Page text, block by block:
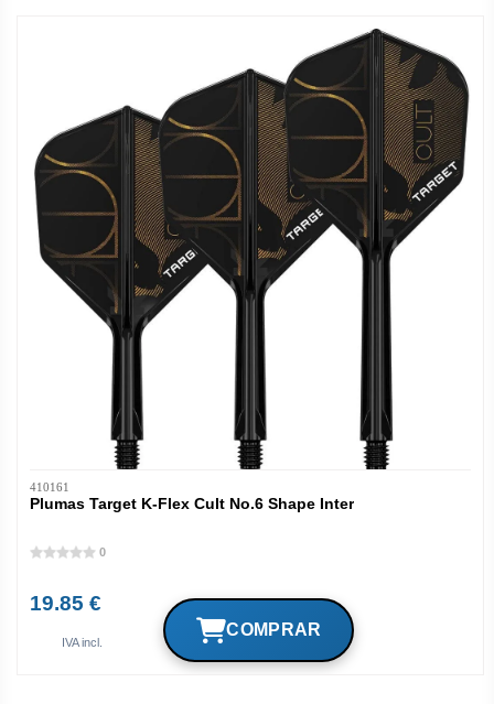
410161
Plumas Target K-Flex Cult No.6 Shape Inter
0
19.85 €
IVA incl.